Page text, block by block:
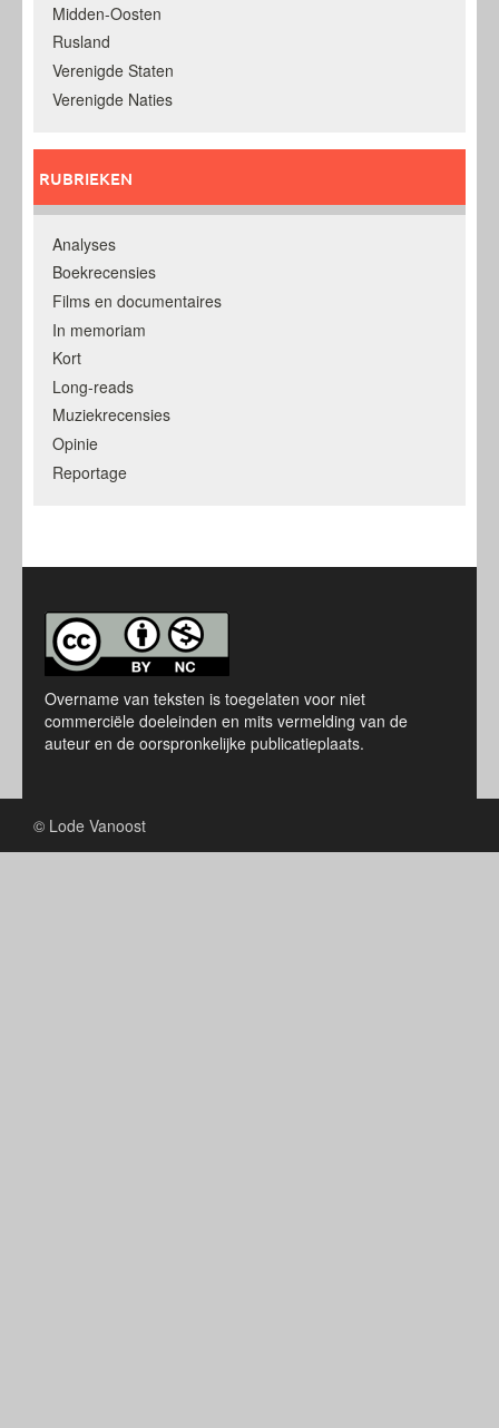
Midden-Oosten
Rusland
Verenigde Staten
Verenigde Naties
RUBRIEKEN
Analyses
Boekrecensies
Films en documentaires
In memoriam
Kort
Long-reads
Muziekrecensies
Opinie
Reportage
Overname van teksten is toegelaten voor niet
commerciële doeleinden en mits vermelding van de
auteur en de oorspronkelijke publicatieplaats.
© Lode Vanoost